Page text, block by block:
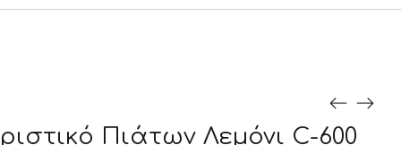
Πιάτων Λεμόνι C-600